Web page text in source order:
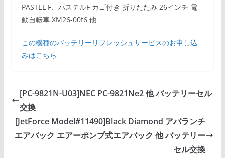
PASTEL F、パステルF カゴ付き 折りたたみ 26インチ 電
動自転車 XM26-00f6 他
この機種のバッテリーリフレッシュサービスのお申し込
みはこちら
[PC-9821N-U03]NEC PC-9821Ne2 他 バッテリーセル
交換
[JetForce Model#11490]Black Diamond アバランチ
エアバック エアーポンプ式エアバック 他 バッテリー
セル交換